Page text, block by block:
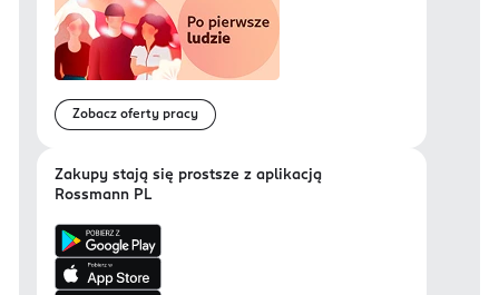
Zobacz oferty pracy
Zakupy stają się prostsze z aplikacją
Rossmann PL